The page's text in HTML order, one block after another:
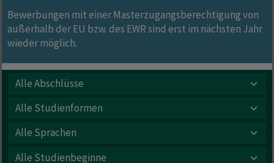
Bewerbungen mit einer Masterzugangsberechtigung von
außerhalb der EU bzw. des EWR sind erst im nächsten Jahr
wieder möglich.
Alle Abschlüsse
Alle Studienformen
Alle Sprachen
Alle Studienbeginne